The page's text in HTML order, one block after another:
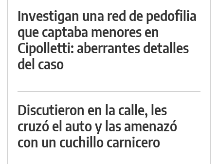
Investigan una red de pedofilia
que captaba menores en
Cipolletti: aberrantes detalles
del caso
Discutieron en la calle, les
cruzó el auto y las amenazó
con un cuchillo carnicero